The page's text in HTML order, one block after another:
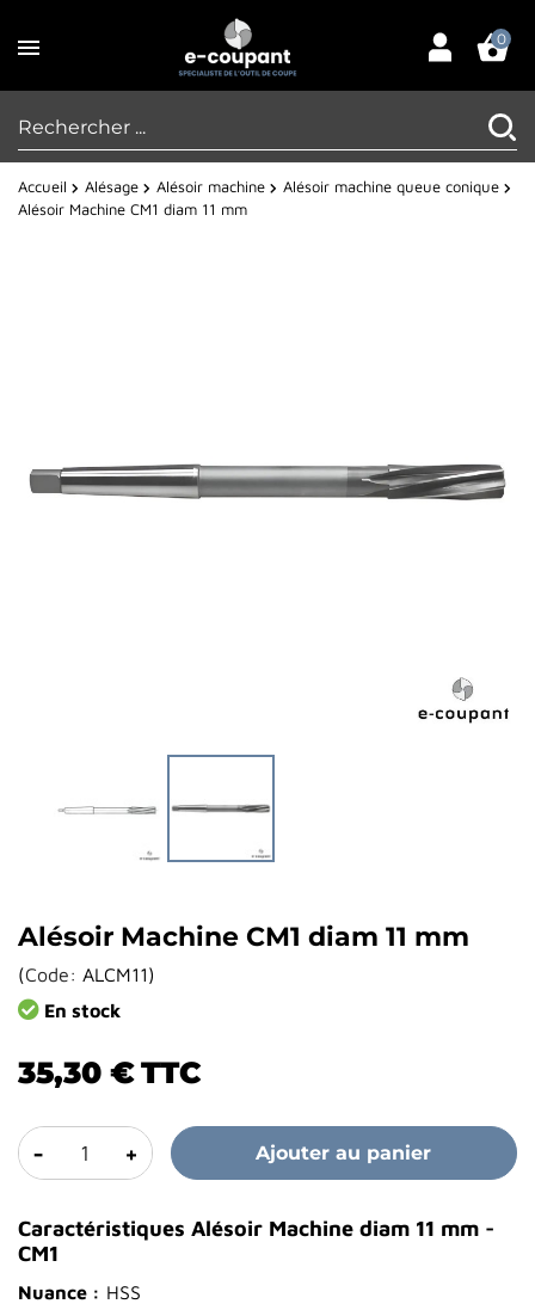
0
Accueil Alésage Alésoir machine
Alésoir machine queue conique
Alésoir Machine CM1 diam 11 mm
Alésoir Machine CM1 diam 11 mm
(Code: ALCM11)
En stock
35,30 €TTC
- + Ajouter au panier
Caractéristiques Alésoir Machine diam 11 mm -
CM1
Nuance : HSS